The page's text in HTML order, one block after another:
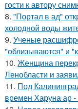
гости к автору
8. "Портал в ад"
холодной воды
9. Ученые
"облизываются" и
10. Женщина
Ленобласти и
11. Под
времен Харуна ар